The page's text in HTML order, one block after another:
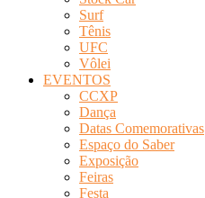
Surf
Tênis
UFC
Vôlei
EVENTOS
CCXP
Dança
Datas Comemorativas
Espaço do Saber
Exposição
Feiras
Festa